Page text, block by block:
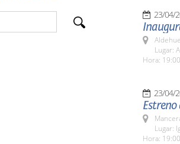
23/04/
Lugar:
Hora:
23/04/
Estreno
Lugar:
Hora: